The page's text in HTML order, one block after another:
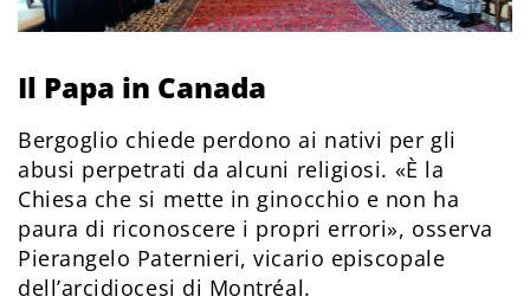
Il Papa in Canada
Bergoglio chiede perdono ai nativi per gli
abusi perpetrati da alcuni religiosi. «È la
Chiesa che si mette in ginocchio e non ha
paura di riconoscere i propri errori», osserva
Pierangelo Paternieri, vicario episcopale
dell’arcidiocesi di Montréal.